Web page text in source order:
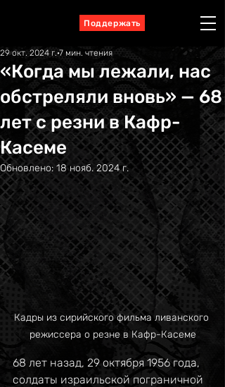
Поддержать
«Когда мы лежали, нас
обстреляли вновь» — 68
лет с резни в Кафр-
Касеме
29 окт. 2024 г. 7 мин. чтения
Обновлено: 18 нояб. 2024 г.
Кадры из сирийского фильма ливанского
режиссера о резне в Кафр-Касеме
68 лет назад, 29 октября 1956 года,
солдаты израильской пограничной